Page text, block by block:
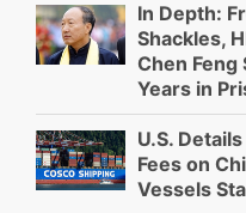
In Depth:
Shackles,
Chen Feng
Years in
U.S.
Fees on
Vessels